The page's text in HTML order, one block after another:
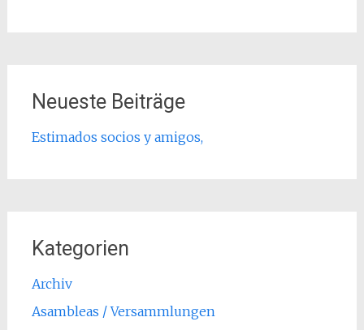
Neueste Beiträge
Estimados socios y amigos,
Kategorien
Archiv
Asambleas / Versammlungen